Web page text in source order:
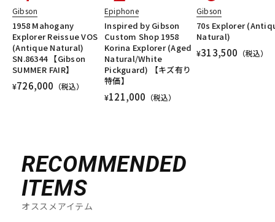
Gibson
1958 Mahogany
Explorer Reissue VOS
(Antique Natural)
SN.86344 【Gibson
SUMMER FAIR】
¥726,000 （税込）
Epiphone
Inspired by Gibson
Custom Shop 1958
Korina Explorer (Aged
Natural/White
Pickguard) 【キズ有り
特価】
¥121,000 （税込）
Gibson
70s Explorer
Natural)
¥313,500 （税込）
RECOMMENDED
ITEMS
オススメアイテム